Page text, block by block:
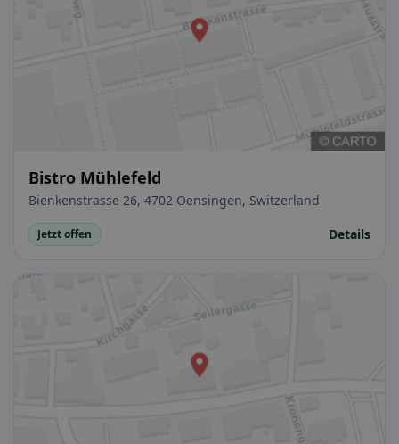
Bistro Mühlefeld
Bienkenstrasse 26, 4702 Oensingen, Switzerland
Jetzt offen Details